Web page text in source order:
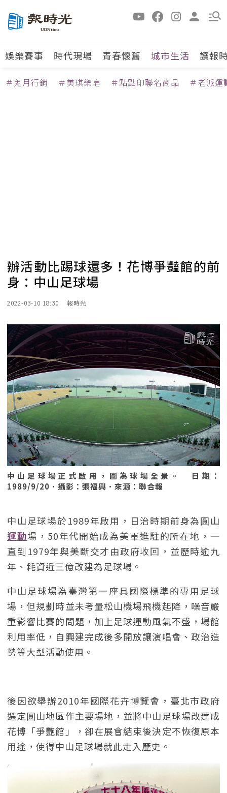
娛樂賽事 時代現場 青春懷舊 城市生活 讀報
＃鬼月行銷 ＃美琪樂皂 ＃點點印聯名商品 ＃老派運
辦活動比踢球還多！花博爭豔館的前
身：中山足球場
2022-03-10 18:30 報時光
中山足球場正式啟用，圖為球場全景。 日期：
1989/9/20．攝影：張福興．來源：聯合報
中山足球場於1989年啟用，日治時期前身為圓山
運動場，50年代開始成為美軍進駐的所在地，一
直到1979年與美斷交才由政府收回，並歷時逾九
年、耗資近三億改建為足球場。
中山足球場為臺灣第一座具國際標準的專用足球
場，但規劃時並未考量松山機場飛機起降，噪音嚴
重影響比賽的問題，加上足球運動風氣不盛，場館
利用率低，自興建完成後多開放讓演唱會、政治造
勢等大型活動使用。
後因欲舉辦2010年國際花卉博覽會，臺北市政府
選定圓山地區作主要場地，並將中山足球場改建成
花博「爭艷館」，卻在展會結束後決定不恢復原本
用途，使得中山足球場就此走入歷史。